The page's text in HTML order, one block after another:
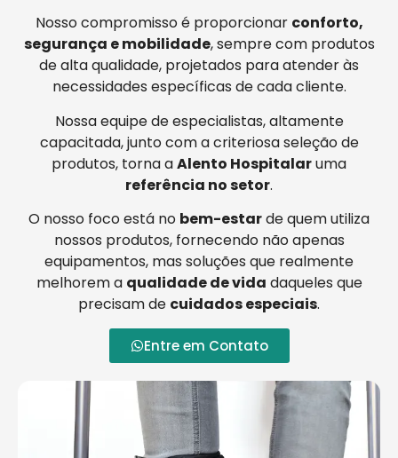
Nosso compromisso é proporcionar conforto,
segurança e mobilidade, sempre com produtos
de alta qualidade, projetados para atender às
necessidades específicas de cada cliente.
Nossa equipe de especialistas, altamente
capacitada, junto com a criteriosa seleção de
produtos, torna aAlento Hospitalaruma
referência no setor.
O nosso foco está no bem-estarde quem utiliza
nossos produtos, fornecendo não apenas
equipamentos, mas soluções que realmente
melhorem a qualidade de vida daqueles que
precisam de cuidados especiais.
Entre em Contato